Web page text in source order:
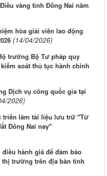
vàng tỉnh Đồng Nai năm
hòa giải viên lao động
(14/04/2026)
trưởng Bộ Tư pháp quy
soát thủ tục hành chính
Dịch vụ công quốc gia tại
2026)
triển lãm tài liệu lưu trữ "Từ
Đồng Nai nay"
hành giá để đảm bảo
trường trên địa bàn tỉnh